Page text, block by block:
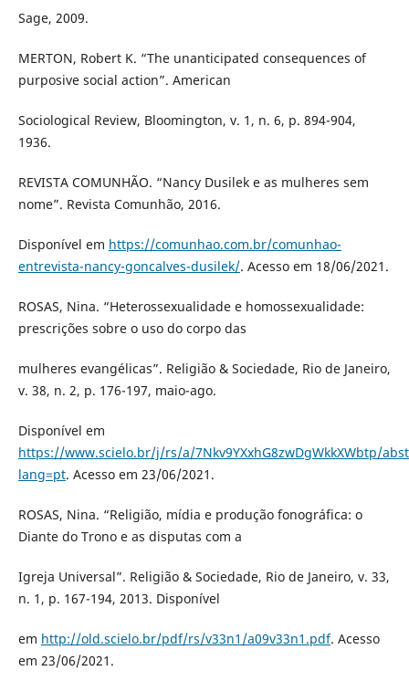
Sage, 2009.
MERTON, Robert K. “The unanticipated consequences of
purposive social action”. American
Sociological Review, Bloomington, v. 1, n. 6, p. 894-904,
1936.
REVISTA COMUNHÃO. “Nancy Dusilek e as mulheres sem
nome”. Revista Comunhão, 2016.
Disponível em https://comunhao.com.br/comunhao-
entrevista-nancy-goncalves-dusilek/. Acesso em 18/06/2021.
ROSAS, Nina. “Heterossexualidade e homossexualidade:
prescrições sobre o uso do corpo das
mulheres evangélicas”. Religião & Sociedade, Rio de Janeiro,
v. 38, n. 2, p. 176-197, maio-ago.
Disponível em
https://www.scielo.br/j/rs/a/7Nkv9YXxhG8zwDgWkkXWbtp/
lang=pt. Acesso em 23/06/2021.
ROSAS, Nina. “Religião, mídia e produção fonográfica: o
Diante do Trono e as disputas com a
Igreja Universal”. Religião & Sociedade, Rio de Janeiro, v. 33,
n. 1, p. 167-194, 2013. Disponível
em http://old.scielo.br/pdf/rs/v33n1/a09v33n1.pdf. Acesso
em 23/06/2021.